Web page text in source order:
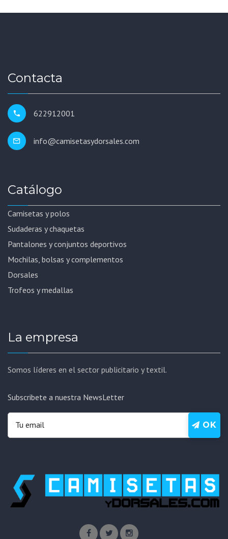
Contacta
622912001
info@camisetasydorsales.com
Catálogo
Camisetas y polos
Sudaderas y chaquetas
Pantalones y conjuntos deportivos
Mochilas, bolsas y complementos
Dorsales
Trofeos y medallas
La empresa
Somos líderes en el sector publicitario y textil.
Subscribete a nuestra NewsLetter
OK